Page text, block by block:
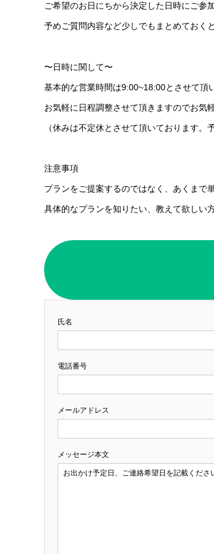
ご希望のお日にちから決定した日時にご参
予めご質問内容など少しでもまとめておく
〜日時に関して〜
基本的な営業時間は9:00~18:00とさせて頂
お気軽に日程調整させて頂きますのでお気
（休みは不定休とさせて頂いております。
注意事項
プランをご提案するのではなく、あくまで
具体的なプランを知りたい、教えて欲しい
氏名
電話番号
メールアドレス
メッセージ本文